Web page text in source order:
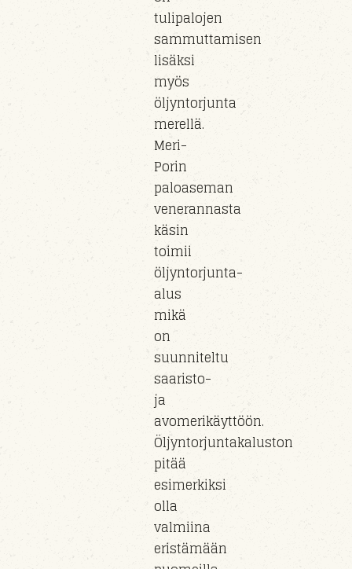
tulipalojen
sammuttamisen
lisäksi
myös
öljyntorjunta
merellä.
Meri-
Porin
paloaseman
venerannasta
käsin
toimii
öljyntorjunta-
alus
mikä
on
suunniteltu
saaristo-
ja
avomerikäyttöön.
Öljyntorjuntakaluston
pitää
esimerkiksi
olla
valmiina
eristämään